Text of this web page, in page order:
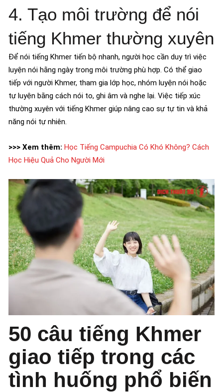
4. Tạo môi trường để nói
tiếng Khmer thường xuyên
Để nói tiếng Khmer tiến bộ nhanh, người học cần duy trì việc
luyện nói hằng ngày trong môi trường phù hợp. Có thể giao
tiếp với người Khmer, tham gia lớp học, nhóm luyện nói hoặc
tự luyện bằng cách nói to, ghi âm và nghe lại. Việc tiếp xúc
thường xuyên với tiếng Khmer giúp nâng cao sự tự tin và khả
năng nói tự nhiên.
>>> Xem thêm: Học Tiếng Campuchia Có Khó Không? Cách
Học Hiệu Quả Cho Người Mới
50 câu tiếng Khmer
giao tiếp trong các
tình huống phổ biến